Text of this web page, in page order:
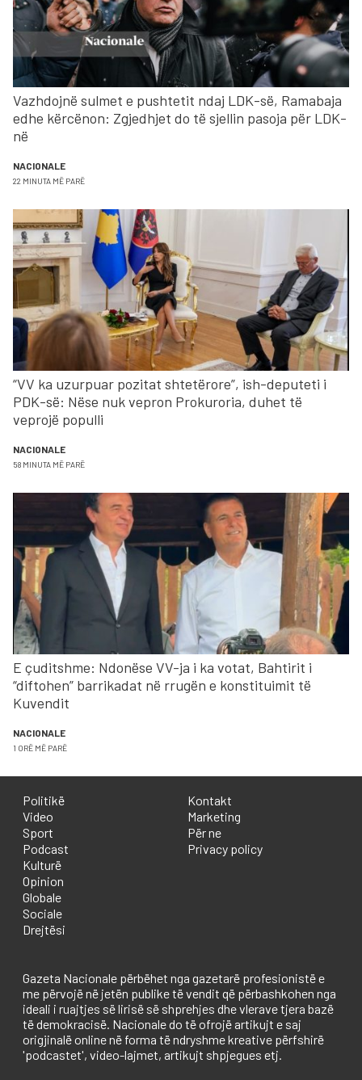
Vazhdojnë sulmet e pushtetit ndaj LDK-së, Ramabaja
edhe kërcënon: Zgjedhjet do të sjellin pasoja për LDK-
në
NACIONALE
22 MINUTA MË PARË
“VV ka uzurpuar pozitat shtetërore”, ish-deputeti i
PDK-së: Nëse nuk vepron Prokuroria, duhet të
veprojë populli
NACIONALE
58 MINUTA MË PARË
E çuditshme: Ndonëse VV-ja i ka votat, Bahtirit i
“diftohen” barrikadat në rrugën e konstituimit të
Kuvendit
NACIONALE
1 ORË MË PARË
Politikë
Video
Sport
Podcast
Kulturë
Opinion
Globale
Sociale
Drejtësi
Kontakt
Marketing
Për ne
Privacy policy
Gazeta Nacionale përbëhet nga gazetarë profesionistë e
me përvojë në jetën publike të vendit që përbashkohen nga
ideali i ruajtjes së lirisë së shprehjes dhe vlerave tjera bazë
të demokracisë. Nacionale do të ofrojë artikujt e saj
origjinalë online në forma të ndryshme kreative përfshirë
'podcastet', video-lajmet, artikujt shpjegues etj.